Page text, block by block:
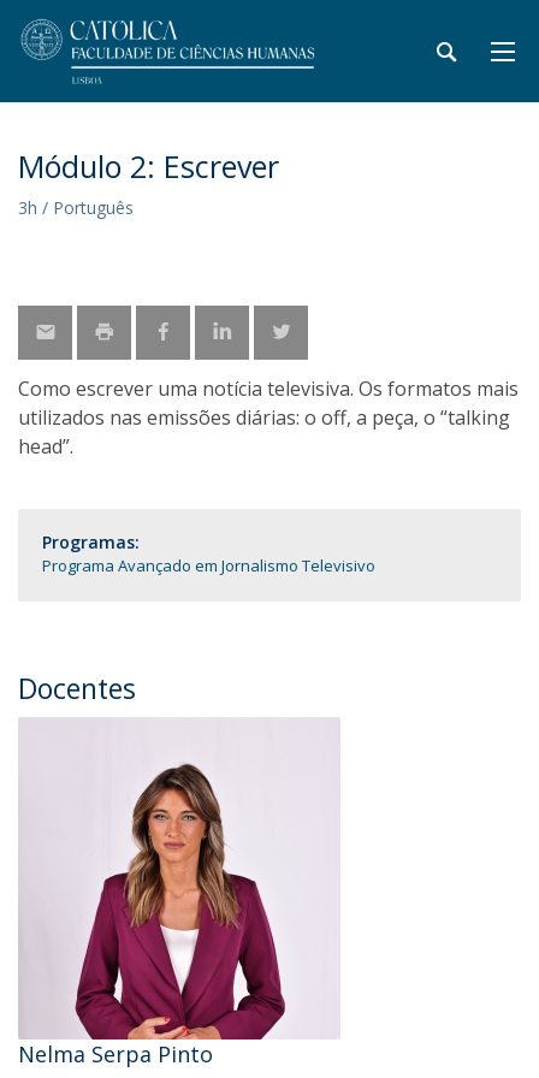
Módulo 2: Escrever
3h / Português
Como escrever uma notícia televisiva. Os formatos mais
utilizados nas emissões diárias: o off, a peça, o “talking
head”.
Programas:
Programa Avançado em Jornalismo Televisivo
Docentes
Nelma Serpa Pinto